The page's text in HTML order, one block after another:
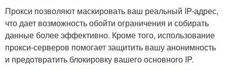
Прокси позволяют маскировать ваш реальный IP-адрес,
что дает возможность обойти ограничения и собирать
данные более эффективно. Кроме того, использование
прокси-серверов помогает защитить вашу анонимность
и предотвратить блокировку вашего основного IP.